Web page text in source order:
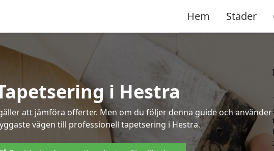
Hem Städer
i Hestra
att jämföra offerter. Men om du följer denna guide och
vägen till professionell tapetsering i Hestra.